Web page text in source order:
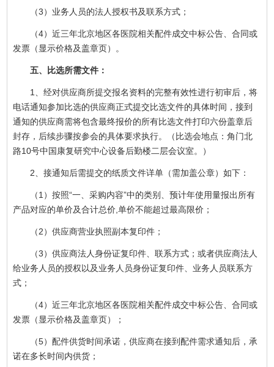
（3）业务人员的法人授权书及联系方式；
（4）近三年北京地区各医院相关配件成交中标公告、合同或
发票（显示价格及盖章页）。
五、比选所需文件：
1、经对供应商所提交报名资料的完整有效性进行初审后，将
电话通知参加比选的供应商正式提交比选文件的具体时间，接到
通知的供应商需将包含最终报价的所有比选文件打印六份盖章后
封存，后续步骤按参会的具体要求执行。（比选会地点：角门北
路10号中国康复研究中心设备后勤楼二层会议室。）
2、接通知后需提交的纸质文件详单（需加盖公章）如下：
（1）按照“一、采购内容”中的类别、预计年使用量报出所有
产品对应的单价及合计总价,单价不能超过最高限价；
（2）供应商营业执照副本复印件；
（3）供应商法人身份证复印件、联系方式；或者供应商法人
给业务人员的授权以及业务人员身份证复印件、业务人员联系方
式；
（4）近三年北京地区各医院相关配件成交中标公告、合同或
发票（显示价格及盖章页）；
（5）配件供货时间承诺，供应商在接到配件需求通知后，承
诺在多长时间内供货；